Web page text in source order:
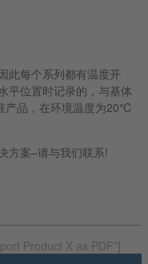
此每个系列都有温度开
平位置时记录的，与基体
产品，在环境温度为20℃
方案–请与我们联系!
Product X as PDF”]